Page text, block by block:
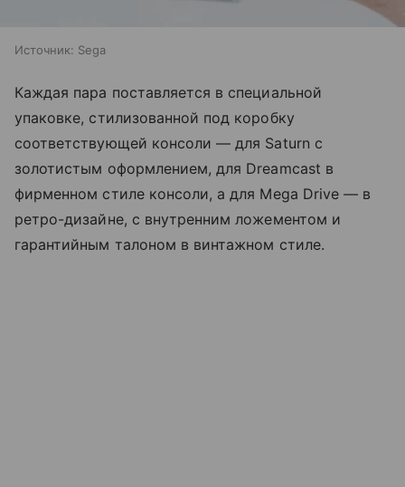
Источник: Sega
Каждая пара поставляется в специальной
упаковке, стилизованной под коробку
соответствующей консоли — для Saturn с
золотистым оформлением, для Dreamcast в
фирменном стиле консоли, а для Mega Drive — в
ретро-дизайне, с внутренним ложементом и
гарантийным талоном в винтажном стиле.